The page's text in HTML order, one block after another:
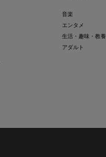
音楽
エンタメ
生活・趣味・教養
アダルト